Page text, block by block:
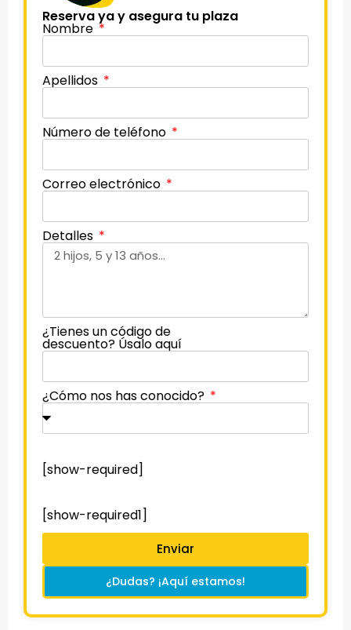
Reserva ya y asegura tu plaza
Nombre
Apellidos
Número de teléfono
Correo electrónico
Detalles
¿Tienes un código de
descuento? Úsalo aquí
¿Cómo nos has conocido?
[show-required]
[show-required1]
Enviar
¿Dudas? ¡Aquí estamos!